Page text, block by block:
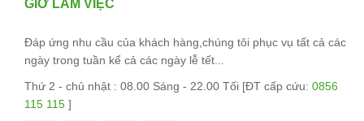
GIỜ LÀM VIỆC
Đáp ứng nhu cầu của khách hàng,chúng tôi phục vụ tất cả các
ngày trong tuần kể cả các ngày lễ tết...
Thứ 2 - chủ nhật : 08.00 Sáng - 22.00 Tối [ĐT cấp cứu: 0856
115 115 ]